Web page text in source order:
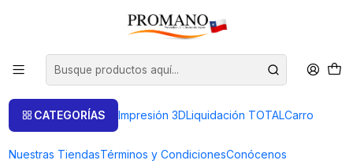
CATEGORÍAS Impresión 3DLiquidación TOTALCarro
Nuestras TiendasTérminos y CondicionesConócenos
Liquidación TOTAL
SET CODILLOS 150MM. PICA NUM.2 VALLORBE